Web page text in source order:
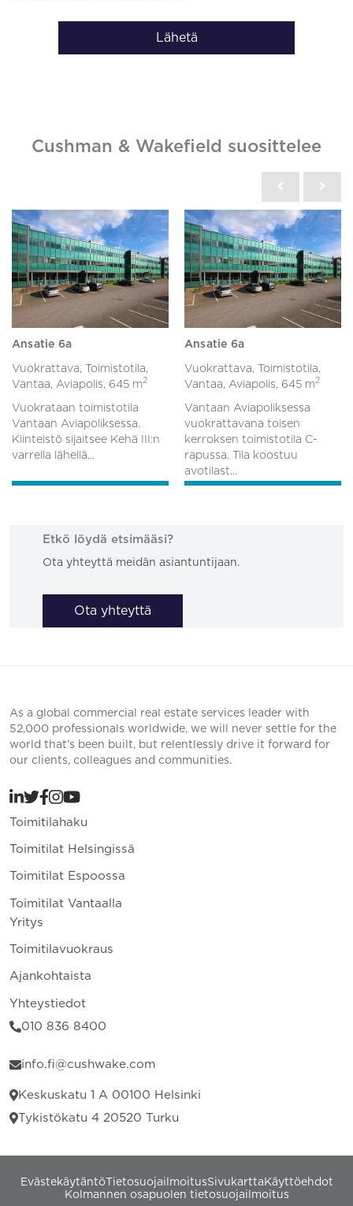
Lähetä
Cushman & Wakefield suosittelee
Ansatie 6a
Vuokrattava, Toimistotila,
Vantaa, Aviapolis, 645 m2
Vuokrataan toimistotila
Vantaan Aviapoliksessa.
Kiinteistö sijaitsee Kehä III:n
varrella lähellä...
Ansatie 6a
Vuokrattava, Toimistotila,
Vantaa, Aviapolis, 645 m2
Vantaan Aviapoliksessa
vuokrattavana toisen
kerroksen toimistotila C-
rapussa. Tila koostuu
avotilast...
Etkö löydä etsimääsi?
Ota yhteyttä meidän asiantuntijaan.
Ota yhteyttä
As a global commercial real estate services leader with
52,000 professionals worldwide, we will never settle for the
world that’s been built, but relentlessly drive it forward for
our clients, colleagues and communities.
Toimitilahaku
Toimitilat Helsingissä
Toimitilat Espoossa
Toimitilat Vantaalla
Yritys
Toimitilavuokraus
Ajankohtaista
Yhteystiedot
010 836 8400
info.fi@cushwake.com
Keskuskatu 1 A 00100 Helsinki
Tykistökatu 4 20520 Turku
EvästekäytäntöTietosuojailmoitusSivukartta Käyttöehdot
Kolmannen osapuolen tietosuojailmoitus